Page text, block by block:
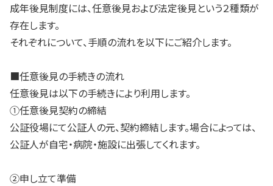
成年後見制度には、任意後見および法定後見という２種類が
存在します。
それぞれについて、手順の流れを以下にご紹介します。
■任意後見の手続きの流れ
任意後見は以下の手続きにより利用します。
①任意後見契約の締結
公証役場にて公証人の元、契約締結します。場合によっては、
公証人が自宅・病院・施設に出張してくれます。
②申し立て準備